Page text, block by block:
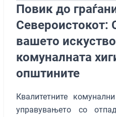
Повик до
Североистокот:
вашето
комуналната
општините
Квалитетните
управувањето со